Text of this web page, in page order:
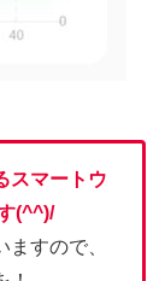
スマートウ
(^^)/
すので、